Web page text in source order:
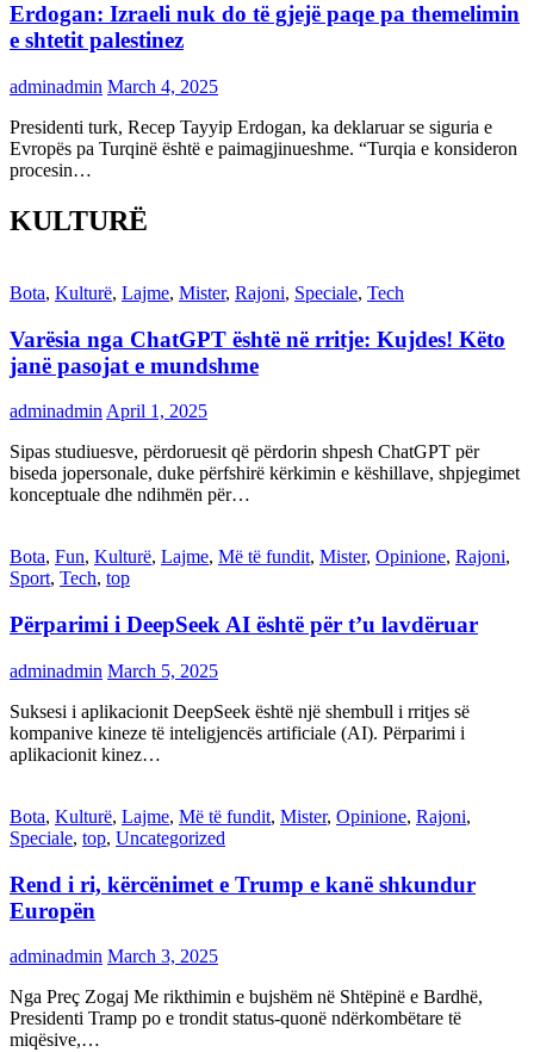
Erdogan: Izraeli nuk do të gjejë paqe pa themelimin
e shtetit palestinez
adminadmin March 4, 2025
Presidenti turk, Recep Tayyip Erdogan, ka deklaruar se siguria e
Evropës pa Turqinë është e paimagjinueshme. “Turqia e konsideron
procesin…
KULTURË
Bota, Kulturë, Lajme, Mister, Rajoni, Speciale, Tech
Varësia nga ChatGPT është në rritje: Kujdes! Këto
janë pasojat e mundshme
adminadmin April 1, 2025
Sipas studiuesve, përdoruesit që përdorin shpesh ChatGPT për
biseda jopersonale, duke përfshirë kërkimin e këshillave, shpjegimet
konceptuale dhe ndihmën për…
Bota, Fun, Kulturë, Lajme, Më të fundit, Mister, Opinione, Rajoni,
Sport, Tech, top
Përparimi i DeepSeek AI është për t’u lavdëruar
adminadmin March 5, 2025
Suksesi i aplikacionit DeepSeek është një shembull i rritjes së
kompanive kineze të inteligjencës artificiale (AI). Përparimi i
aplikacionit kinez…
Bota, Kulturë, Lajme, Më të fundit, Mister, Opinione, Rajoni,
Speciale, top, Uncategorized
Rend i ri, kërcënimet e Trump e kanë shkundur
Europën
adminadmin March 3, 2025
Nga Preç Zogaj Me rikthimin e bujshëm në Shtëpinë e Bardhë,
Presidenti Tramp po e trondit status-quonë ndërkombëtare të
miqësive,…